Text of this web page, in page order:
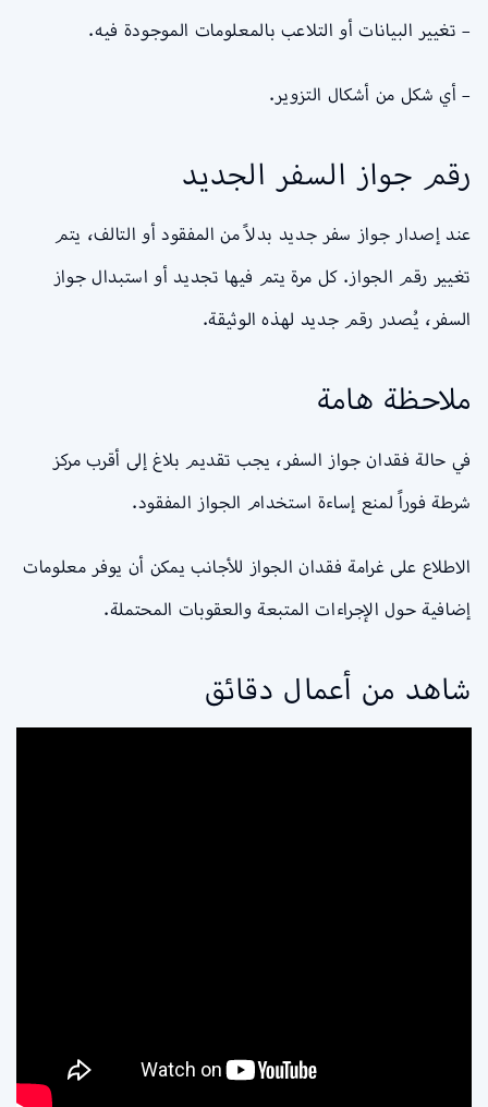
– تغيير البيانات أو التلاعب بالمعلومات الموجودة فيه.
– أي شكل من أشكال التزوير.
رقم جواز السفر الجديد
عند إصدار جواز سفر جديد بدلاً من المفقود أو التالف، يتم
تغيير رقم الجواز. كل مرة يتم فيها تجديد أو استبدال جواز
السفر، يُصدر رقم جديد لهذه الوثيقة.
ملاحظة هامة
في حالة فقدان جواز السفر، يجب تقديم بلاغ إلى أقرب مركز
شرطة فوراً لمنع إساءة استخدام الجواز المفقود.
الاطلاع على غرامة فقدان الجواز للأجانب يمكن أن يوفر معلومات
إضافية حول الإجراءات المتبعة والعقوبات المحتملة.
شاهد من أعمال دقائق